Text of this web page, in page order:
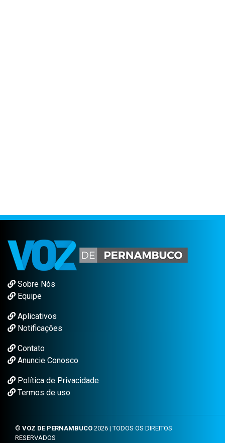
Sobre Nós
Equipe
Aplicativos
Notificações
Contato
Anuncie Conosco
Política de Privacidade
Termos de uso
© VOZ DE PERNAMBUCO 2026 | TODOS OS DIREITOS
RESERVADOS